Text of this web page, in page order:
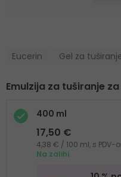
Eucerin Gel za
Emulzija za tuširanje
400 ml
17,50 €
4,38 € / 100 ml, s PDV-
Na zalihi